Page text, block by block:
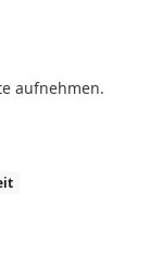
aufnehmen.